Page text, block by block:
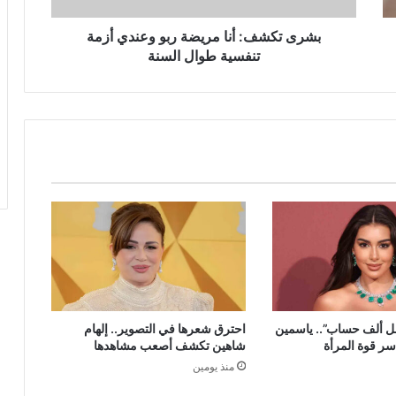
طوال
بشرى تكشف: أنا مريضة ربو وعندي أزمة
تنفسية طوال السنة
ألف حساب”.. ياسمين
قوة المرأة
احترق شعرها في التصوير.. إلهام
شاهين تكشف أصعب مشاهدها
منذ يومين